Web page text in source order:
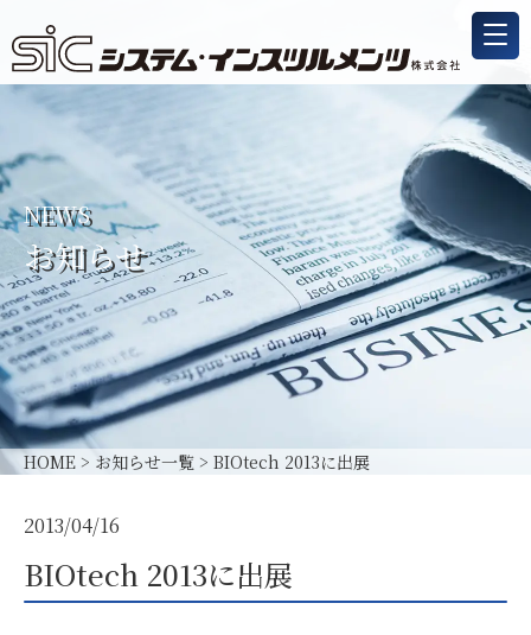
NEWS
お知らせ
HOME > お知らせ一覧 > BIOtech 2013に出展
2013/04/16
BIOtech 2013に出展